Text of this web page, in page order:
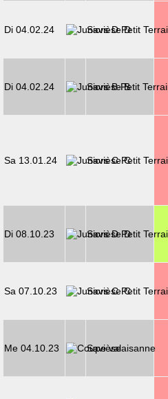
Di 04.02.24 Savièse D
Di 04.02.24 Savièse B
Sa 13.01.24 Savièse C
Di 08.10.23 Savièse D
Sa 07.10.23 Savièse C
Me 04.10.23 Savièse